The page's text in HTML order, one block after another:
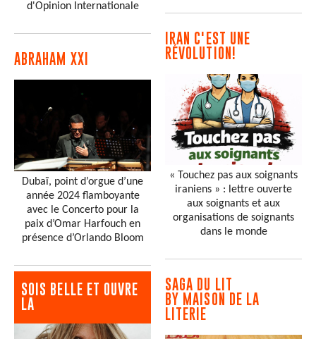
d'Opinion Internationale
ABRAHAM XXI
Dubaï, point d’orgue d’une
année 2024 flamboyante
avec le Concerto pour la
paix d’Omar Harfouch en
présence d’Orlando Bloom
SOIS BELLE ET OUVRE
LA
IRAN C'EST UNE
RÉVOLUTION!
« Touchez pas aux soignants
iraniens » : lettre ouverte
aux soignants et aux
organisations de soignants
dans le monde
SAGA DU LIT
BY MAISON DE LA
LITERIE